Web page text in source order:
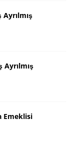
Ayrılmış
Emeklisi